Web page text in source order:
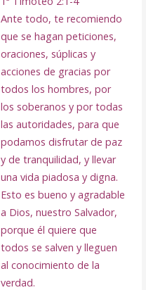
Ante todo, te recomiendo
que se hagan peticiones,
oraciones, súplicas y
acciones de gracias por
todos los hombres, por
los soberanos y por todas
las autoridades, para que
podamos disfrutar de paz
y de tranquilidad, y llevar
una vida piadosa y digna.
Esto es bueno y agradable
a Dios, nuestro Salvador,
porque él quiere que
todos se salven y lleguen
al conocimiento de la
verdad.